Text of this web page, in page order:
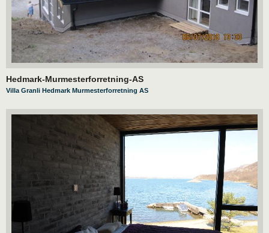
Hedmark-Murmesterforretning-AS
Villa Granli Hedmark Murmesterforretning AS